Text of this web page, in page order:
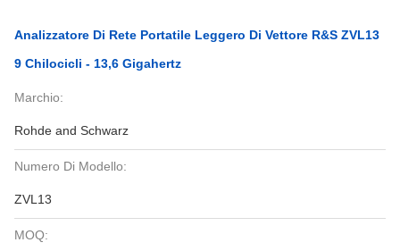
Analizzatore Di Rete Portatile Leggero Di Vettore R&S ZVL13
9 Chilocicli - 13,6 Gigahertz
Marchio:
Rohde and Schwarz
Numero Di Modello:
ZVL13
MOQ: